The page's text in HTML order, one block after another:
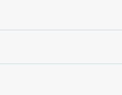
com os critérios